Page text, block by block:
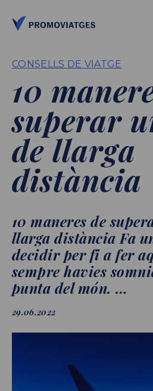
CONSELLS DE VIATGE
10
superar
de llarga
distància
10 maneres de
llarga distància Fa
decidir per fi a fer
sempre havies
punta del món. …
29.06.2022